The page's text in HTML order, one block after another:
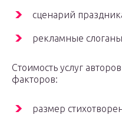
сценарий
рекламные
Стоимость услуг
факторов:
размер